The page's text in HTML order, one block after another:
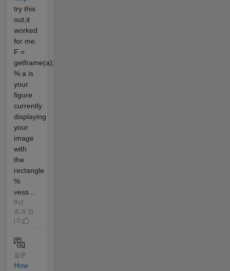
try this
out,it
worked
for me.
F =
getframe(a);
% a is
your
figure
currently
displaying
your
image
with
the
rectangle
%
vess...
8년
초과 전
| 0
질문
How